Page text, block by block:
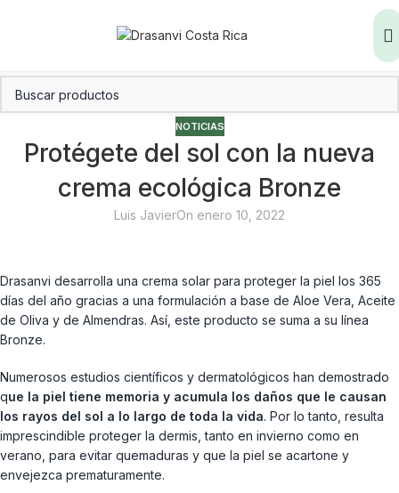
NOTICIAS
Protégete del sol con la nueva
crema ecológica Bronze
Luis JavierOn enero 10, 2022
Drasanvi desarrolla una crema solar para proteger la piel los 365
días del año gracias a una formulación a base de Aloe Vera, Aceite
de Oliva y de Almendras. Así, este producto se suma a su línea
Bronze.
Numerosos estudios científicos y dermatológicos han demostrado
que la piel tiene memoria y acumula los daños que le causan
los rayos del sol a lo largo de toda la vida. Por lo tanto, resulta
imprescindible proteger la dermis, tanto en invierno como en
verano, para evitar quemaduras y que la piel se acartone y
envejezca prematuramente.